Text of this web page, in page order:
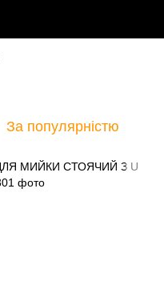
За популярністю